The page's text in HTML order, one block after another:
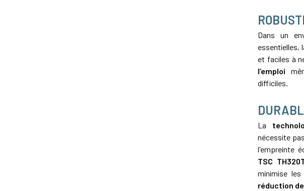
Dans un
essentielles,
et faciles à
l’emploi
difficiles.
La
nécessite
l'empreinte
TSC
minimise
réduction